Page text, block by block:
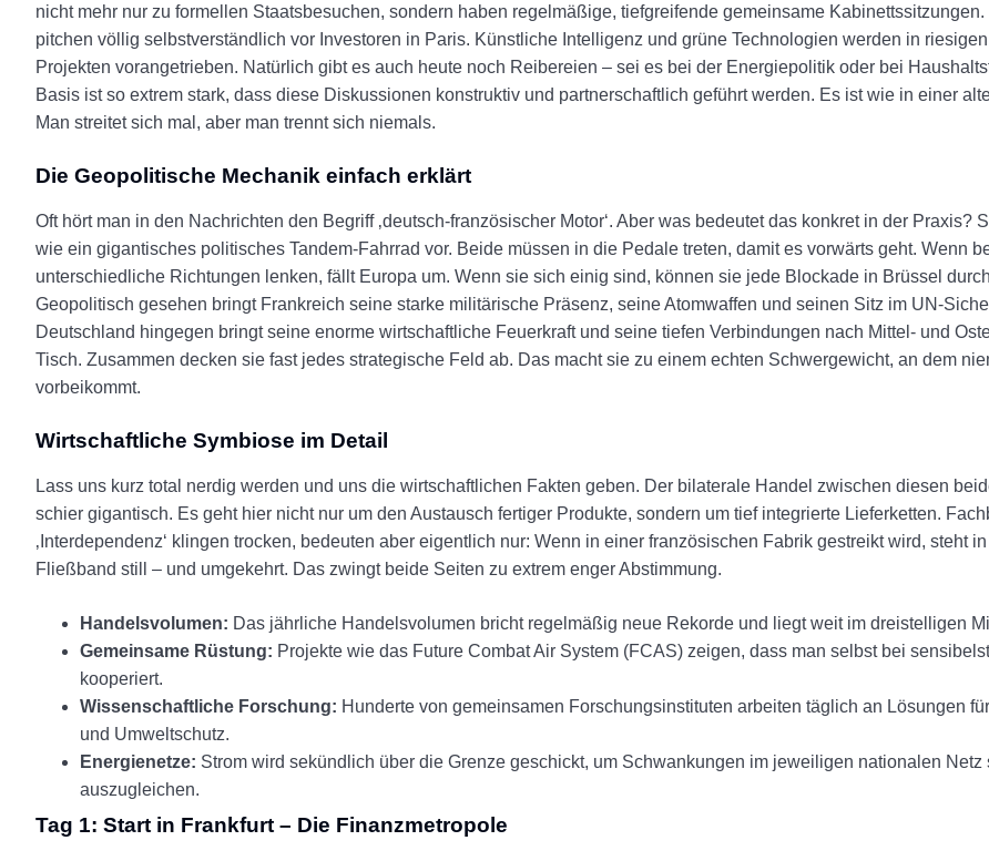
nicht mehr nur zu formellen Staatsbesuchen, sondern haben regelmäßige, tiefgreifende gemeinsame
pitchen völlig selbstverständlich vor Investoren in Paris. Künstliche Intelligenz und grüne Technologien werden in
Projekten vorangetrieben. Natürlich gibt es auch heute noch Reibereien – sei es bei der Energiepolitik oder bei
Basis ist so extrem stark, dass diese Diskussionen konstruktiv und partnerschaftlich geführt werden. Es ist wie in einer
Man streitet sich mal, aber man trennt sich niemals.
Die Geopolitische Mechanik einfach erklärt
Oft hört man in den Nachrichten den Begriff ‚deutsch-französischer Motor‘. Aber was bedeutet das konkret in der Praxis?
wie ein gigantisches politisches Tandem-Fahrrad vor. Beide müssen in die Pedale treten, damit es vorwärts geht. Wenn
unterschiedliche Richtungen lenken, fällt Europa um. Wenn sie sich einig sind, können sie jede Blockade in Brüssel
Geopolitisch gesehen bringt Frankreich seine starke militärische Präsenz, seine Atomwaffen und seinen Sitz im UN-
Deutschland hingegen bringt seine enorme wirtschaftliche Feuerkraft und seine tiefen Verbindungen nach Mittel- und
Tisch. Zusammen decken sie fast jedes strategische Feld ab. Das macht sie zu einem echten Schwergewicht, an dem
vorbeikommt.
Wirtschaftliche Symbiose im Detail
Lass uns kurz total nerdig werden und uns die wirtschaftlichen Fakten geben. Der bilaterale Handel zwischen diesen
schier gigantisch. Es geht hier nicht nur um den Austausch fertiger Produkte, sondern um tief integrierte Lieferketten.
‚Interdependenz‘ klingen trocken, bedeuten aber eigentlich nur: Wenn in einer französischen Fabrik gestreikt wird, steht
Fließband still – und umgekehrt. Das zwingt beide Seiten zu extrem enger Abstimmung.
Handelsvolumen: Das jährliche Handelsvolumen bricht regelmäßig neue Rekorde und liegt weit im dreistelligen
Gemeinsame Rüstung: Projekte wie das Future Combat Air System (FCAS) zeigen, dass man selbst bei
kooperiert.
Wissenschaftliche Forschung: Hunderte von gemeinsamen Forschungsinstituten arbeiten täglich an Lösungen
und Umweltschutz.
Energienetze: Strom wird sekündlich über die Grenze geschickt, um Schwankungen im jeweiligen nationalen Netz
auszugleichen.
Tag 1: Start in Frankfurt – Die Finanzmetropole